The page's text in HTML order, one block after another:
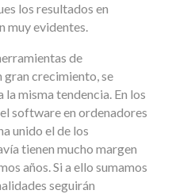
los resultados en
muy evidentes.
de
crecimiento, se
misma tendencia. En los
software en ordenadores
unido el de los
tienen mucho margen
años. Si a ello sumamos
seguirán